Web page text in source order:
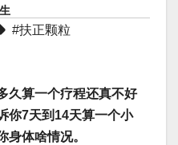
#扶正颗粒
久算一个疗程还真不好
你7天到14天算一个小
身体啥情况。